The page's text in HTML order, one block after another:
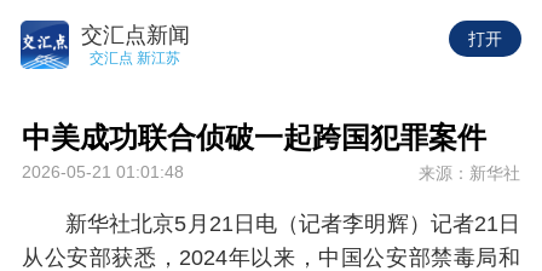
交汇点新闻
交汇点 新江苏
打开
中美成功联合侦破一起跨国犯罪案件
2026-05-21 01:01:48 来源：新华社
新华社北京5月21日电（记者李明辉）记者21日
从公安部获悉，2024年以来，中国公安部禁毒局和